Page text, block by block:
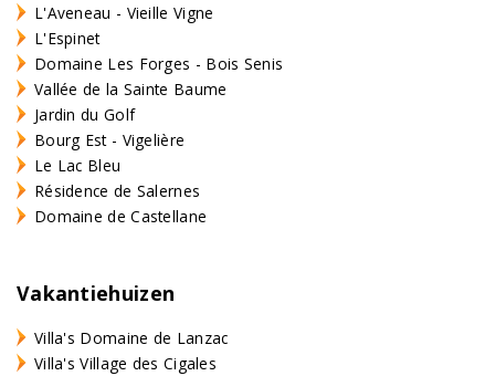
L'Aveneau - Vieille Vigne
L'Espinet
Domaine Les Forges - Bois Senis
Vallée de la Sainte Baume
Jardin du Golf
Bourg Est - Vigelière
Le Lac Bleu
Résidence de Salernes
Domaine de Castellane
Vakantiehuizen
Villa's Domaine de Lanzac
Villa's Village des Cigales